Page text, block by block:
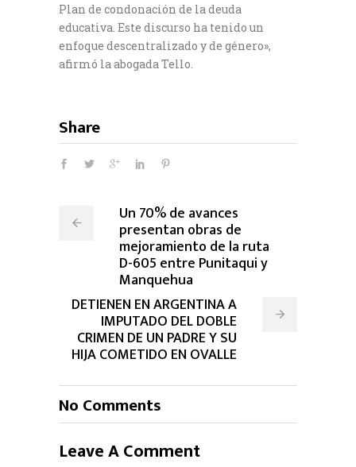
Plan de condonación de la deuda
educativa. Este discurso ha tenido un
enfoque descentralizado y de género»,
afirmó la abogada Tello.
Share
Un 70% de avances
presentan obras de
mejoramiento de la ruta
D-605 entre Punitaqui y
Manquehua
DETIENEN EN ARGENTINA A
IMPUTADO DEL DOBLE
CRIMEN DE UN PADRE Y SU
HIJA COMETIDO EN OVALLE
No Comments
Leave A Comment